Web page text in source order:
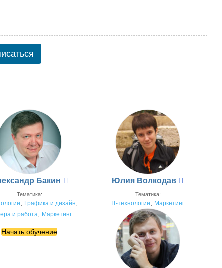
Бакин
Тематика:
Графика и дизайн
и работа Маркетинг
Начать обучение
Юлия Волкодав
Тематика:
IT-технологии Маркетинг